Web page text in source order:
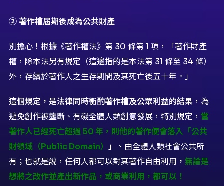
②著作權屆期後成為公共財產
別擔心！根據《著作權法》第 30 條第 1 項，「著作財產
權，除本法另有規定（這邊指的是本法第 31 條至 34 條）
外，存續於著作人之生存期間及其死亡後五十年。」
這個規定，是法律同時衡酌著作權及公眾利益的結果，為
避免創作被壟斷、有礙全體人類創意發展，特別規定， 當
著作人已經死亡超過 50 年，則他的著作便會落入「公共
財領域（Public Domain） 」
、由全體人類社會公共所
有；也就是說，任何人都可以對其著作自由利用 ， 無論是
想將之改作並產出新作品，或商業利用，都可以！